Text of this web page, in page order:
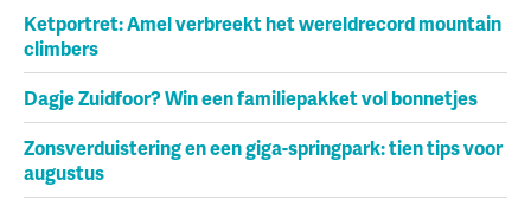
Ketportret: Amel verbreekt het wereldrecord mountain
climbers
Dagje Zuidfoor? Win een familiepakket vol bonnetjes
Zonsverduistering en een giga-springpark: tien tips voor
augustus